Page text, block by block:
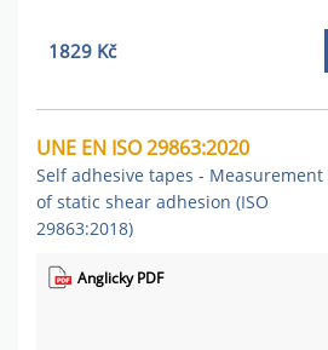
1829 Kč
UNE EN ISO 29863:2020
Self adhesive tapes - Measurement
of static shear adhesion (ISO
29863:2018)
Anglicky PDF